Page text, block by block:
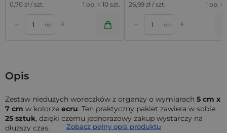
0,70 zł / szt. 1 op. = 10 szt.
– op. +
26,99 zł / szt. 1 op. =
– op. +
Dodaj do koszyka
Opis
Zestaw niedużych woreczków z organzy o wymiarach 5 cm x
7 cm w kolorze ecru. Ten praktyczny pakiet zawiera w sobie
25 sztuk, dzięki czemu jednorazowy zakup wystarczy na
dłuższy czas.
Zobacz pełny opis produktu